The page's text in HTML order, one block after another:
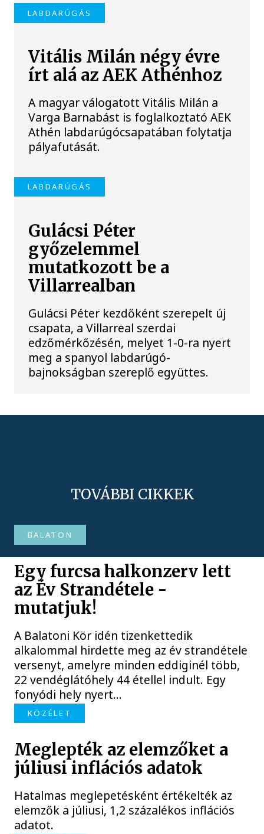
LABDARÚGÁS
Vitális Milán négy évre
írt alá az AEK Athénhoz
A magyar válogatott Vitális Milán a
Varga Barnabást is foglalkoztató AEK
Athén labdarúgócsapatában folytatja
pályafutását.
LABDARÚGÁS
Gulácsi Péter
győzelemmel
mutatkozott be a
Villarrealban
Gulácsi Péter kezdőként szerepelt új
csapata, a Villarreal szerdai
edzőmérkőzésén, melyet 1-0-ra nyert
meg a spanyol labdarúgó-
bajnokságban szereplő együttes.
TOVÁBBI CIKKEK
BALATON
Egy furcsa halkonzerv lett
az Év Strandétele -
mutatjuk!
A Balatoni Kör idén tizenkettedik
alkalommal hirdette meg az év strandétele
versenyt, amelyre minden eddiginél több,
22 vendéglátóhely 44 étellel indult. Egy
fonyódi hely nyert...
KÖZÉLET
Meglepték az elemzőket a
júliusi inflációs adatok
Hatalmas meglepetésként értékelték az
elemzők a júliusi, 1,2 százalékos inflációs
adatot.